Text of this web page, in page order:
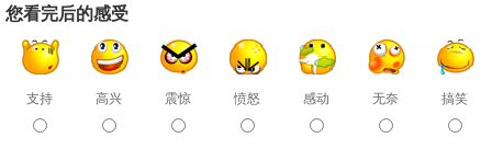
您看完后的感受
支持 高兴 震惊 愤怒 感动 无奈 搞笑